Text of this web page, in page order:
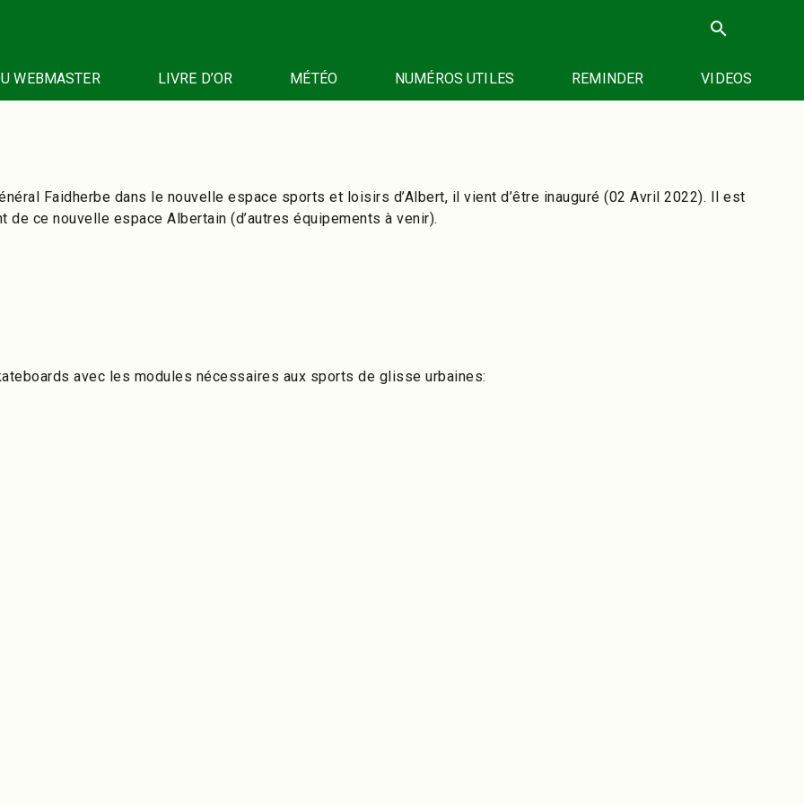
search
WEBMASTER LIVRE D’OR MÉTÉO NUMÉROS UTILES REMINDER VIDEOS
Faidherbe dans le nouvelle espace sports et loisirs d’Albert, il vient d’être inauguré (02 Avril 2022). Il est
ce nouvelle espace Albertain (d’autres équipements à venir).
avec les modules nécessaires aux sports de glisse urbaines: